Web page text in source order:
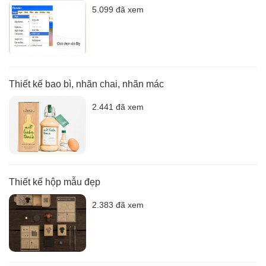
5.099 đã xem
Thiết kế bao bì, nhãn chai, nhãn mác
2.441 đã xem
Thiết kế hộp mẫu đẹp
2.383 đã xem